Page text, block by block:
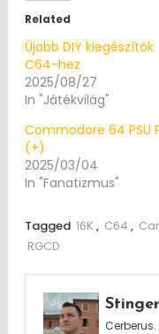
Related
Újabb DIY kiegészítők
C64-hez
2025/08/27
In "Játékvilág"
Commodore 64 PSU
(+)
2025/03/04
In "Fanatizmus"
Tagged 16K , C64 ,
RGCD
Stinger